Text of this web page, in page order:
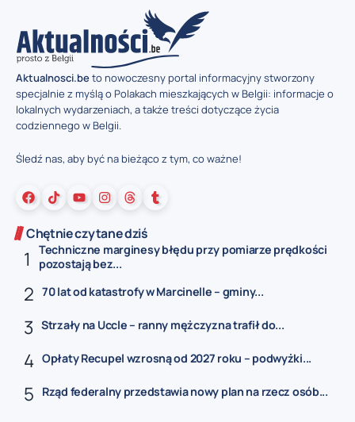
Aktualnosci.beto nowoczesny portal informacyjny stworzony
specjalnie z myślą o Polakach mieszkających w Belgii: informacje o
lokalnych wydarzeniach, a także treści dotyczące życia
codziennego w Belgii.
Śledź nas, aby być na bieżąco z tym, co ważne!
Chętnie czytane dziś
Techniczne marginesy błędu przy pomiarze prędkości
pozostają bez...
70 lat od katastrofy w Marcinelle – gminy...
Strzały na Uccle – ranny mężczyzna trafił do...
Opłaty Recupel wzrosną od 2027 roku – podwyżki...
Rząd federalny przedstawia nowy plan na rzecz osób...